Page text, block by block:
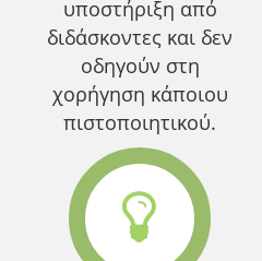
υποστήριξη από
διδάσκοντες και δεν
οδηγούν στη
χορήγηση κάποιου
πιστοποιητικού.